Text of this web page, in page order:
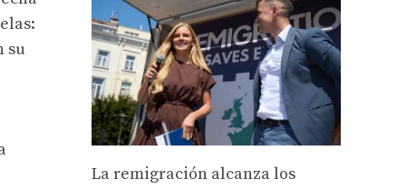
su
La remigración alcanza los